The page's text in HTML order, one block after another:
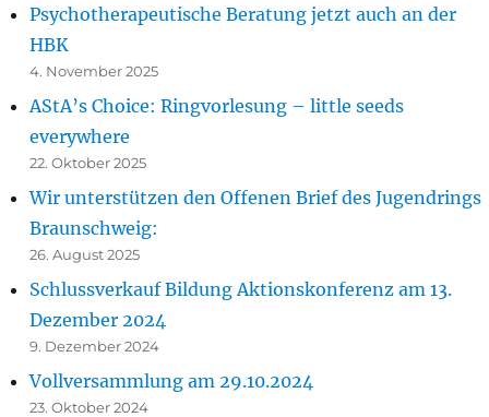
Psychotherapeutische Beratung jetzt auch an der
HBK
4. November 2025
AStA’s Choice: Ringvorlesung – little seeds
everywhere
22. Oktober 2025
Wir unterstützen den Offenen Brief des Jugendrings
Braunschweig:
26. August 2025
Schlussverkauf Bildung Aktionskonferenz am 13.
Dezember 2024
9. Dezember 2024
Vollversammlung am 29.10.2024
23. Oktober 2024